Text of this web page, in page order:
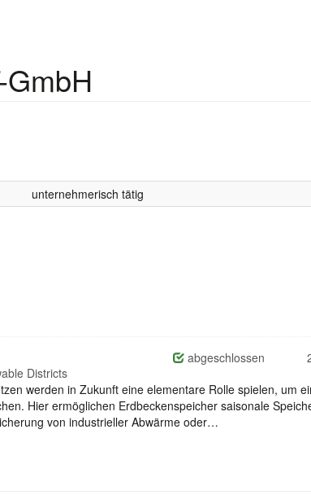
unternehmerisch tätig
abgeschlossen
Districts
werden in Zukunft eine elementare Rolle spielen, um
Hier ermöglichen Erdbeckenspeicher saisonale
von industrieller Abwärme oder…